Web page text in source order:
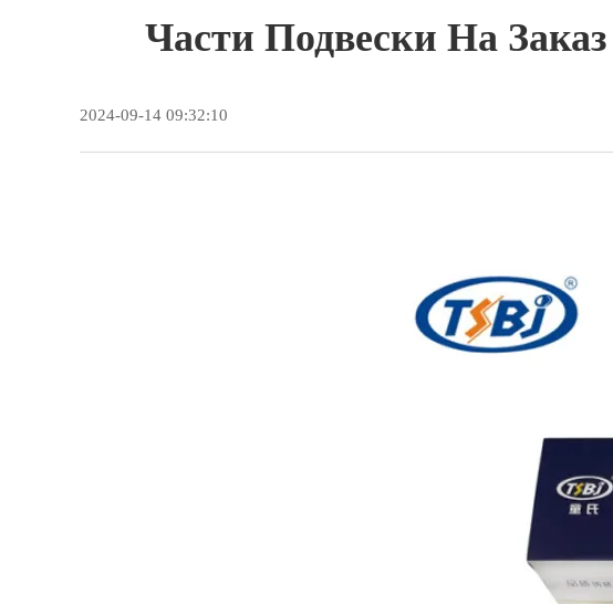
Части Подвески На
2024-09-14 09:32:10